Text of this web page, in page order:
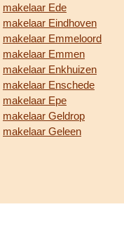
makelaar Ede
makelaar Eindhoven
makelaar Emmeloord
makelaar Emmen
makelaar Enkhuizen
makelaar Enschede
makelaar Epe
makelaar Geldrop
makelaar Geleen